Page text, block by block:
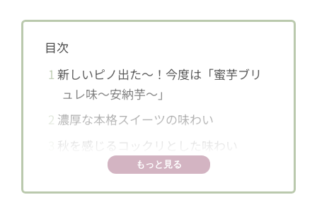
目次
1 新しいピノ出た〜！今度は「蜜芋ブリ
ュレ味～安納芋～」
2 濃厚な本格スイーツの味わい
秋を感じるコックリとした味わい
もっと見る